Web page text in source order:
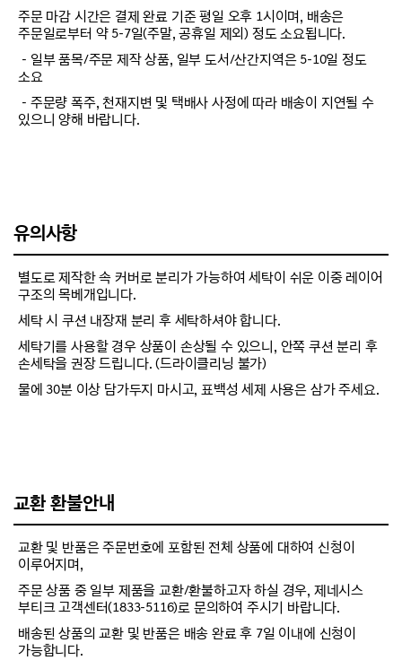
주문 마감 시간은 결제 완료 기준 평일 오후 1시이며, 배송은
주문일로부터 약 5-7일(주말, 공휴일 제외) 정도 소요됩니다.
－일부 품목/주문 제작 상품, 일부 도서/산간지역은 5-10일 정도
소요
－주문량 폭주, 천재지변 및 택배사 사정에 따라 배송이 지연될 수
있으니 양해 바랍니다.
유의사항
별도로 제작한 속 커버로 분리가 가능하여 세탁이 쉬운 이중 레이어
구조의 목베개입니다.
세탁 시 쿠션 내장재 분리 후 세탁하셔야 합니다.
세탁기를 사용할 경우 상품이 손상될 수 있으니, 안쪽 쿠션 분리 후
손세탁을 권장 드립니다. (드라이클리닝 불가)
물에 30분 이상 담가두지 마시고, 표백성 세제 사용은 삼가 주세요.
교환 환불안내
교환 및 반품은 주문번호에 포함된 전체 상품에 대하여 신청이
이루어지며,
주문 상품 중 일부 제품을 교환/환불하고자 하실 경우, 제네시스
부티크 고객센터(1833-5116)로 문의하여 주시기 바랍니다.
배송된 상품의 교환 및 반품은 배송 완료 후 7일 이내에 신청이
가능합니다.